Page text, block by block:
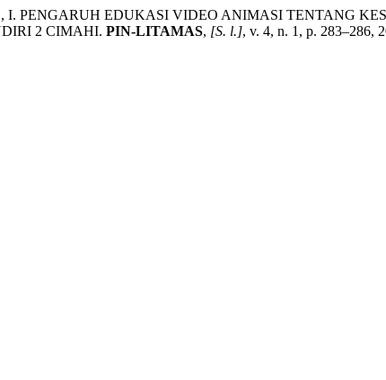
I. PENGARUH EDUKASI VIDEO ANIMASI TENTANG
2 CIMAHI. PIN-LITAMAS, [S. l.], v. 4, n. 1, p. 283–286,